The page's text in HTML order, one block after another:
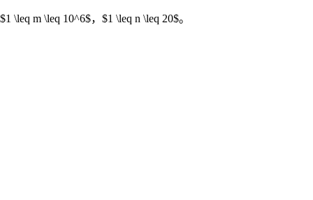
$1 \leq m \leq 10^6$，$1 \leq n \leq 20$。